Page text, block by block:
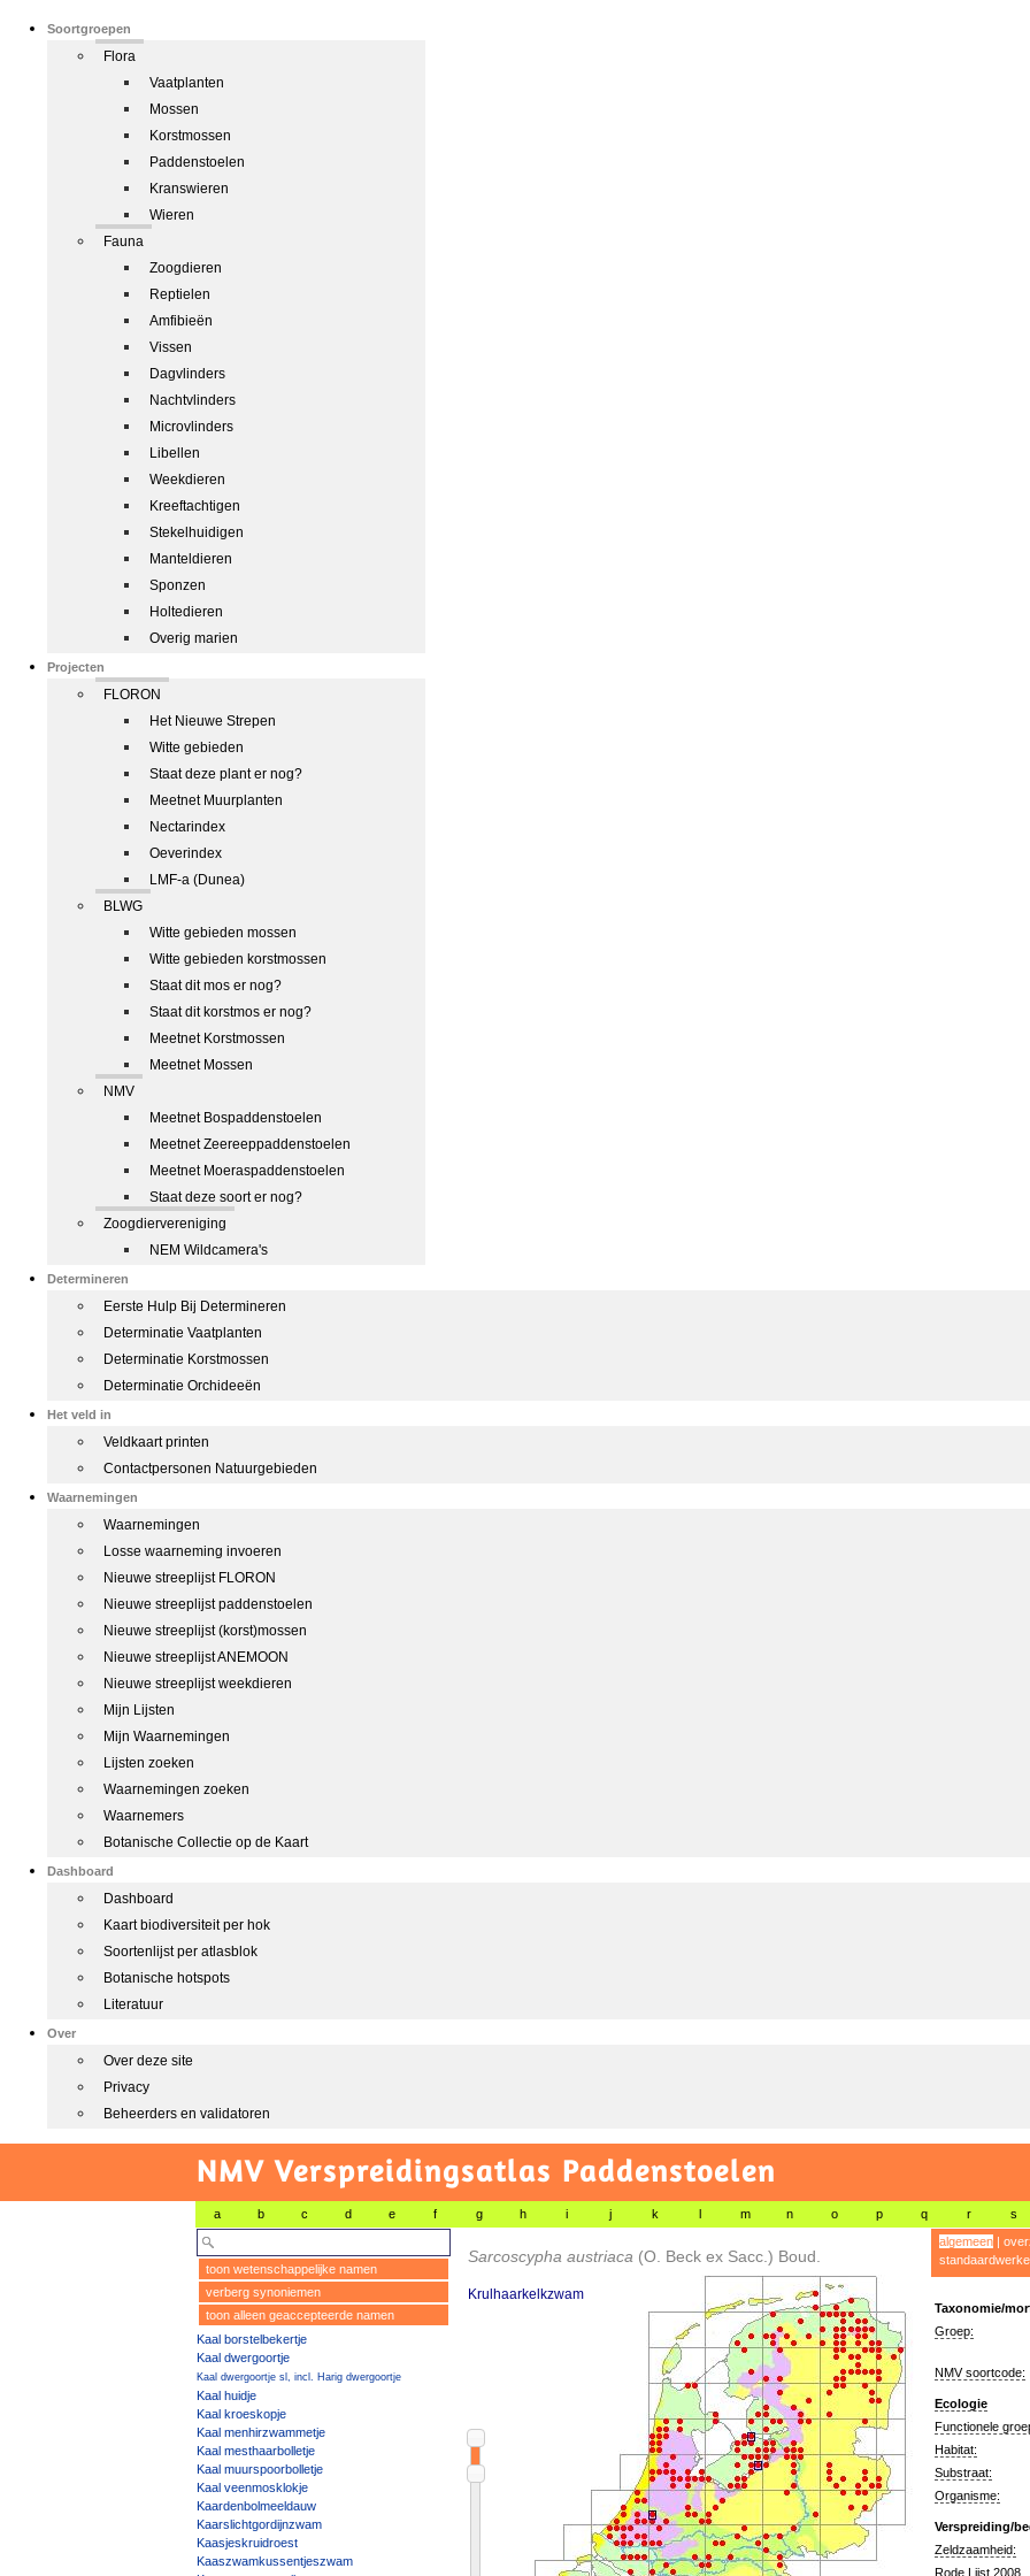
Soortgroepen
Flora
Vaatplanten
Mossen
Korstmossen
Paddenstoelen
Kranswieren
Wieren
Fauna
Zoogdieren
Reptielen
Amfibieën
Vissen
Dagvlinders
Nachtvlinders
Microvlinders
Libellen
Weekdieren
Kreeftachtigen
Stekelhuidigen
Manteldieren
Sponzen
Holtedieren
Overig marien
Projecten
FLORON
Het Nieuwe Strepen
Witte gebieden
Staat deze plant er nog?
Meetnet Muurplanten
Nectarindex
Oeverindex
LMF-a (Dunea)
BLWG
Witte gebieden mossen
Witte gebieden korstmossen
Staat dit mos er nog?
Staat dit korstmos er nog?
Meetnet Korstmossen
Meetnet Mossen
NMV
Meetnet Bospaddenstoelen
Meetnet Zeereeppaddenstoelen
Meetnet Moeraspaddenstoelen
Staat deze soort er nog?
Zoogdiervereniging
NEM Wildcamera's
Determineren
Eerste Hulp Bij Determineren
Determinatie Vaatplanten
Determinatie Korstmossen
Determinatie Orchideeën
Het veld in
Veldkaart printen
Contactpersonen Natuurgebieden
Waarnemingen
Waarnemingen
Losse waarneming invoeren
Nieuwe streeplijst FLORON
Nieuwe streeplijst paddenstoelen
Nieuwe streeplijst (korst)mossen
Nieuwe streeplijst ANEMOON
Nieuwe streeplijst weekdieren
Mijn Lijsten
Mijn Waarnemingen
Lijsten zoeken
Waarnemingen zoeken
Waarnemers
Botanische Collectie op de Kaart
Dashboard
Dashboard
Kaart biodiversiteit per hok
Soortenlijst per atlasblok
Botanische hotspots
Literatuur
Over
Over deze site
Privacy
Beheerders en validatoren
NMV Verspreidingsatlas Paddenstoelen
a b c d e f g h i j k l m n o p q r s
toon wetenschappelijke namen
verberg synoniemen
toon alleen geaccepteerde namen
Kaal borstelbekertje
Kaal dwergoortje
Kaal dwergoortje sl, incl. Harig dwergoortje
Kaal huidje
Kaal kroeskopje
Kaal menhirzwammetje
Kaal mesthaarbolletje
Kaal muurspoorbolletje
Kaal veenmosklokje
Kaardenbolmeeldauw
Kaarslichtgordijnzwam
Kaasjeskruidroest
Kaaszwamkussentjeszwam
Sarcoscypha austriaca (O. Beck ex Sacc.) Boud.
Krulhaarkelkzwam
algemeen|
Taxonomie/
Groep:
NMV soortcode:
Ecologie
Functionele
Habitat:
Substraat:
Organisme:
Verspreiding/
Zeldzaamheid:
Rode Lijst 2008